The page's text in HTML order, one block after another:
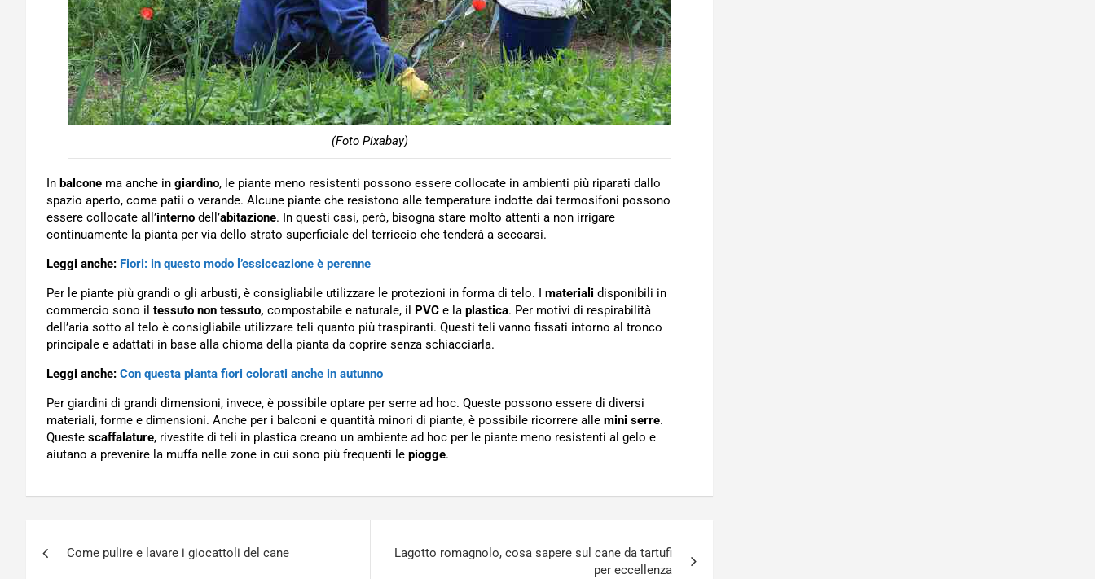
(Foto Pixabay)
In balcone ma anche in giardino, le piante meno resistenti possono essere collocate in ambienti più riparati dallo
spazio aperto, come patii o verande. Alcune piante che resistono alle temperature indotte dai termosifoni possono
essere collocate all’interno dell’abitazione. In questi casi, però, bisogna stare molto attenti a non irrigare
continuamente la pianta per via dello strato superficiale del terriccio che tenderà a seccarsi.
Leggi anche: Fiori: in questo modo l’essiccazione è perenne
Per le piante più grandi o gli arbusti, è consigliabile utilizzare le protezioni in forma di telo. I materiali disponibili in
commercio sono il tessuto non tessuto, compostabile e naturale, il PVC e la plastica. Per motivi di respirabilità
dell’aria sotto al telo è consigliabile utilizzare teli quanto più traspiranti. Questi teli vanno fissati intorno al tronco
principale e adattati in base alla chioma della pianta da coprire senza schiacciarla.
Leggi anche: Con questa pianta fiori colorati anche in autunno
Per giardini di grandi dimensioni, invece, è possibile optare per serre ad hoc. Queste possono essere di diversi
materiali, forme e dimensioni. Anche per i balconi e quantità minori di piante, è possibile ricorrere alle mini serre.
Queste scaffalature, rivestite di teli in plastica creano un ambiente ad hoc per le piante meno resistenti al gelo e
aiutano a prevenire la muffa nelle zone in cui sono più frequenti le piogge.
articoli
Come pulire e lavare i giocattoli del cane
Lagotto romagnolo, cosa sapere sul cane da tartufi
per eccellenza